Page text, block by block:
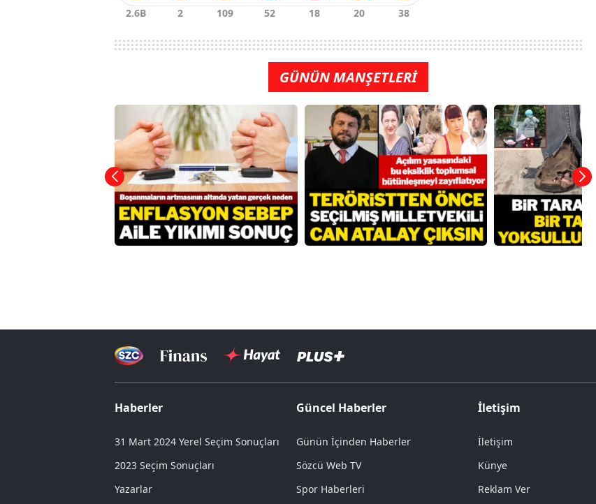
GÜNÜN MANŞETLERİ
Haberler
31 Mart 2024 Yerel Seçim Sonuçları
2023 Seçim Sonuçları
Yazarlar
Güncel Haberler
Günün İçinden Haberler
Sözcü Web TV
Spor Haberleri
İletişim
İletişim
Künye
Reklam Ver